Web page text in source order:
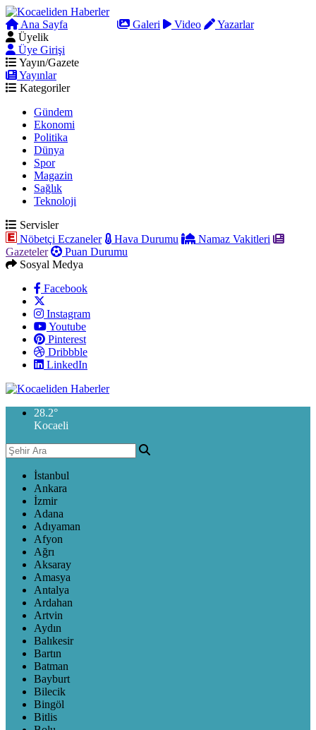
Ana Sayfa Galeri Video
Yazarlar
Üyelik
Üye Girişi
Yayın/Gazete
Yayınlar
Kategoriler
Gündem
Ekonomi
Politika
Dünya
Spor
Magazin
Sağlık
Teknoloji
Servisler
Nöbetçi Eczaneler
Hava Durumu
Namaz Vakitleri
Gazeteler
Puan Durumu
Sosyal Medya
Facebook
Instagram
Youtube
Pinterest
Dribbble
LinkedIn
28.2°
Kocaeli
İstanbul
Ankara
İzmir
Adana
Adıyaman
Afyon
Ağrı
Aksaray
Amasya
Antalya
Ardahan
Artvin
Aydın
Balıkesir
Bartın
Batman
Bayburt
Bilecik
Bingöl
Bitlis